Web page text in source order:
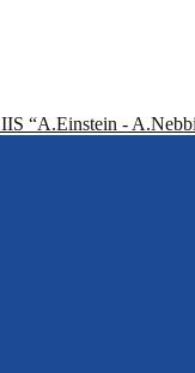
IIS “A.Einstein -